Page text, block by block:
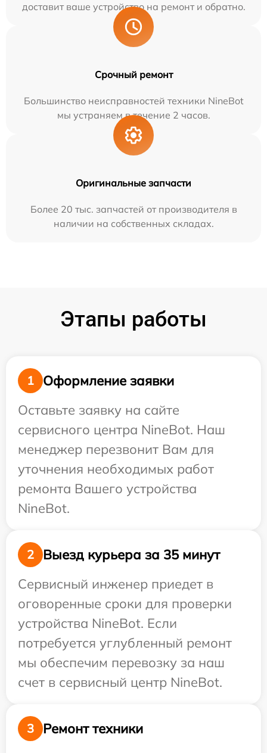
доставит ваше устройство на ремонт и обратно.
Срочный ремонт
Большинство неисправностей техники NineBot
мы устраняем в течение 2 часов.
Оригинальные запчасти
Более 20 тыс. запчастей от производителя в
наличии на собственных складах.
Этапы работы
1
Оформление заявки
Оставьте заявку на сайте
сервисного центра NineBot. Наш
менеджер перезвонит Вам для
уточнения необходимых работ
ремонта Вашего устройства
NineBot.
2
Выезд курьера за 35 минут
Сервисный инженер приедет в
оговоренные сроки для проверки
устройства NineBot. Если
потребуется углубленный ремонт
мы обеспечим перевозку за наш
счет в сервисный центр NineBot.
3
Ремонт техники